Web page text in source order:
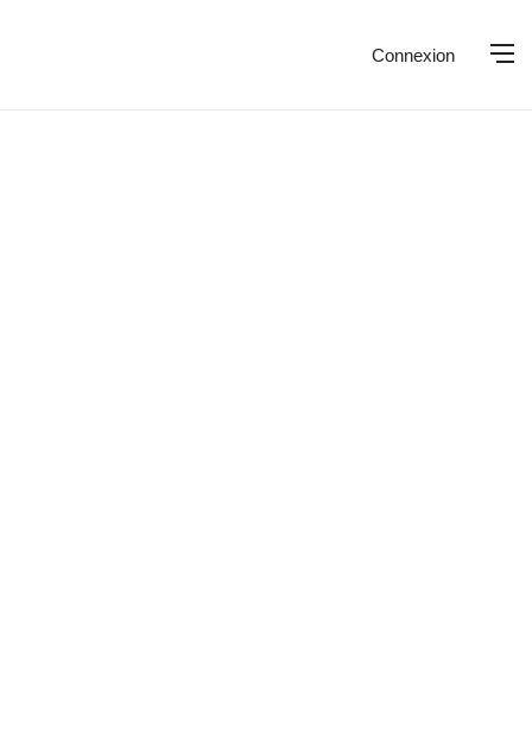
Connexion